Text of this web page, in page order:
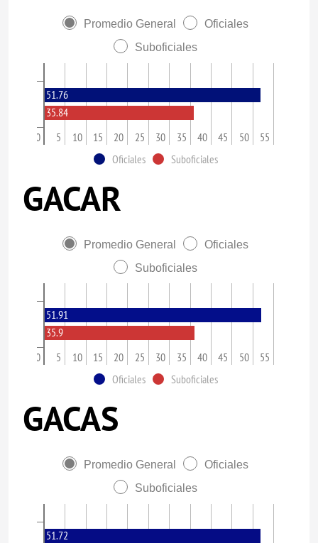
Promedio General
Oficiales
Suboficiales
0 5 10 15 20 25 30 35 40 45 50 55
51.76
35.84
Oficiales Suboficiales
GACAR
Promedio General
Oficiales
Suboficiales
0 5 10 15 20 25 30 35 40 45 50 55
51.91
35.9
Oficiales Suboficiales
GACAS
Promedio General
Oficiales
Suboficiales
51.72